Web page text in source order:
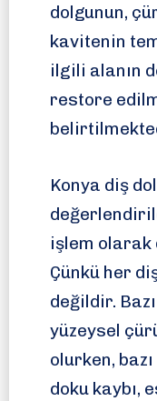
dolgunun,
kavitenin
ilgili alanın
restore
Konya diş
işlem olarak
Çünkü her
değildir.
yüzeysel
olurken,
doku kaybı,